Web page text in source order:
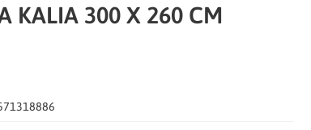
KALIA 300 X 260 CM